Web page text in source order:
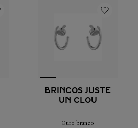
BRINCOS JUSTE
UN CLOU
Ouro branco